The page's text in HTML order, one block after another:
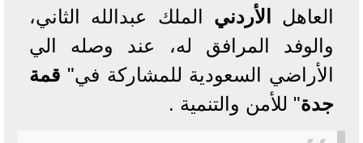
العاهل
لأردني الملك عبدالله الثاني،
والوفد المرافق له، عند وصله الي
الأراضي السعودية للمشاركة في" قمة
جدة" للأمن والتنمية .